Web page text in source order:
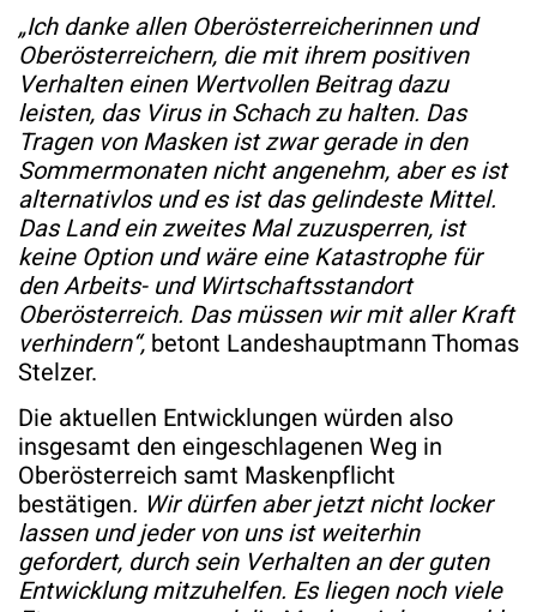
„Ich danke allen Oberösterreicherinnen und
Oberösterreichern, die mit ihrem positiven
Verhalten einen Wertvollen Beitrag dazu
leisten, das Virus in Schach zu halten. Das
Tragen von Masken ist zwar gerade in den
Sommermonaten nicht angenehm, aber es ist
alternativlos und es ist das gelindeste Mittel.
Das Land ein zweites Mal zuzusperren, ist
keine Option und wäre eine Katastrophe für
den Arbeits- und Wirtschaftsstandort
Oberösterreich. Das müssen wir mit aller Kraft
verhindern“, betont Landeshauptmann Thomas
Stelzer.
Die aktuellen Entwicklungen würden also
insgesamt den eingeschlagenen Weg in
Oberösterreich samt Maskenpflicht
bestätigen. Wir dürfen aber jetzt nicht locker
lassen und jeder von uns ist weiterhin
gefordert, durch sein Verhalten an der guten
Entwicklung mitzuhelfen. Es liegen noch viele